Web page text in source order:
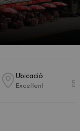
Ubicació
Excel·lent